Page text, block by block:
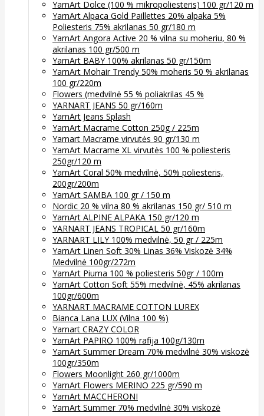
YarnArt Dolce (100 % mikropoliesteris) 100 gr/120 m
YarnArt Alpaca Gold Paillettes 20% alpaka 5%
Poliesteris 75% akrilanas 50 gr/180 m
YarnArt Angora Active 20 % vilna su moheriu, 80 %
akrilanas 100 gr/500 m
YarnArt BABY 100% akrilanas 50 gr/150m
YarnArt Mohair Trendy 50% moheris 50 % akrilanas
100 gr/220m
Flowers (medvilnė 55 % poliakrilas 45 %
YARNART JEANS 50 gr/160m
YarnArt Jeans Splash
YarnArt Macrame Cotton 250g / 225m
Yarnart Macrame virvutės 90 gr/130 m
YarnArt Macrame XL virvutės 100 % poliesteris
250gr/120 m
YarnArt Coral 50% medvilnė, 50% poliesteris,
200gr/200m
YarnArt SAMBA 100 gr / 150 m
Nordic 20 % vilna 80 % akrilanas 150 gr/ 510 m
YarnArt ALPINE ALPAKA 150 gr/120 m
YARNART JEANS TROPICAL 50 gr/160m
YARNART LILY 100% medvilnė, 50 gr / 225m
YarnArt Linen Soft 30% Linas 36% Viskozė 34%
Medvilnė 100gr/272m
YarnArt Piuma 100 % poliesteris 50gr / 100m
YarnArt Cotton Soft 55% medvilnė, 45% akrilanas
100gr/600m
YARNART MACRAME COTTON LUREX
Bianca Lana LUX (Vilna 100 %)
Yarnart CRAZY COLOR
YarnArt PAPIRO 100% rafija 100g/130m
YarnArt Summer Dream 70% medvilnė 30% viskozė
100gr/350m
Flowers Moonlight 260 gr/1000m
YarnArt Flowers MERINO 225 gr/590 m
YarnArt MACCHERONI
YarnArt Summer 70% medvilnė 30% viskozė